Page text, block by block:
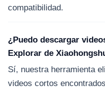
compatibilidad.
¿Puedo descargar
Explorar de
Sí, nuestra herramienta
videos cortos